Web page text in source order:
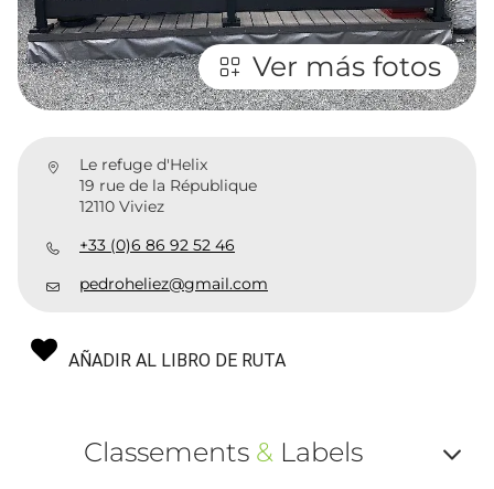
Ver más fotos
Le refuge d'Helix
19 rue de la République
12110 Viviez
+33 (0)6 86 92 52 46
pedroheliez@gmail.com
AÑADIR AL LIBRO DE RUTA
Classements &Labels